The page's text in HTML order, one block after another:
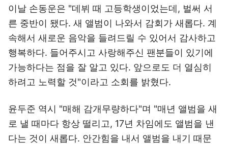
이날 손동운은 "데뷔 때 고등학생이었는데, 벌써 서
른 중반이 됐다. 새 앨범이 나와서 감회가 새롭다. 계
속해서 새로운 음악을 들려드릴 수 있어서 감사하고
행복하다. 들어주시고 사랑해주신 팬분들이 있기에
가능하다는 점을 잘 알고 있다. 앞으로도 더 열심히
하려고 노력할 것"이라고 소회를 밝혔다.
윤두준 역시 "매해 감개무량하다"며 "매년 앨범을 새
로 낼 때마다 항상 떨리고, 17년 차임에도 앨범을 낸
다는 것이 새롭다. 안간힘을 내서 앨범을 내기 때문